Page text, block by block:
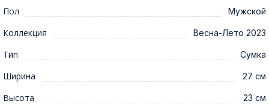
Пол Мужской
Коллекция Весна-Лето 2023
Тип Сумка
Ширина 27 см
Высота 23 см